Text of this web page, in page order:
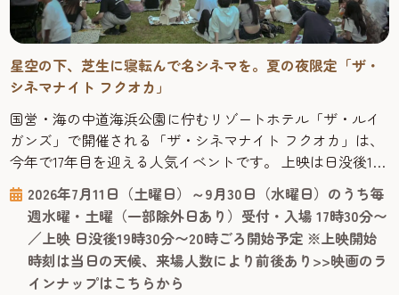
星空の下、芝生に寝転んで名シネマを。夏の夜限定「ザ・
シネマナイト フクオカ」
国営・海の中道海浜公園に佇むリゾートホテル「ザ・ルイ
ガンズ」で開催される「ザ・シネマナイト フクオカ」は、
今年で17年目を迎える人気イベントです。 上映は日没後19
時30分〜20時ごろスタートするので、日中の観光を終えた
あとも楽しめます。ジャンルはハリウッド映画からお子様
が楽しめる映画まで幅広く、字幕・吹替の両方が楽しめる
回もあり、旅行者でも気軽に立ち寄れます。上映作品のラ
インナップは、ルイ...
2026年7月11日（土曜日）～9月30日（水曜日）のうち毎
週水曜・土曜（一部除外日あり）受付・入場 17時30分〜
／上映 日没後19時30分〜20時ごろ開始予定 ※上映開始
時刻は当日の天候、来場人数により前後あり>>映画のラ
インナップはこちらから